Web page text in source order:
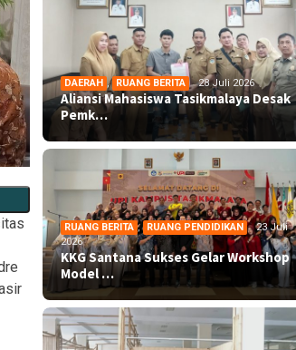
DAERAH , RUANG BERITA 28 Juli 2026
Aliansi Mahasiswa Tasikmalaya Desak
Pemk…
RUANG BERITA , RUANG PENDIDIKAN
23 Juli
2026
KKG Santana Sukses Gelar Workshop
Model …